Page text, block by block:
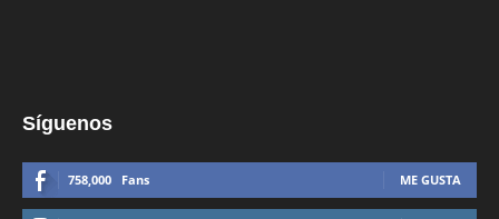
Síguenos
758,000 Fans ME GUSTA